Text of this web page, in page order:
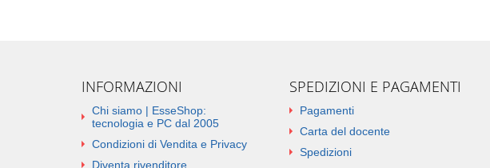
INFORMAZIONI
Chi siamo | EsseShop:
tecnologia e PC dal 2005
Condizioni di Vendita e Privacy
Diventa rivenditore
SPEDIZIONI E PAGAMENTI
Pagamenti
Carta del docente
Spedizioni